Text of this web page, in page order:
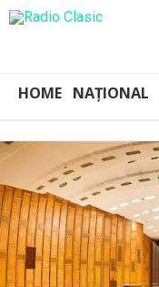
HOME NAȚIONAL